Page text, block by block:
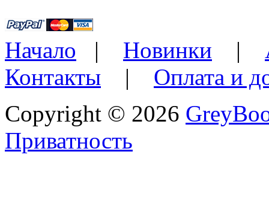
Начало | Новинки |
Контакты | Оплата и
Copyright © 2026
Приватность